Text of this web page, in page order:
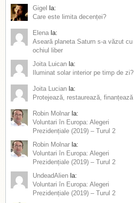
Gigel
la:
Care este limita decenței?
Elena la:
Aseară planeta Saturn s-a văzut cu
ochiul liber
Joita Luican la:
Iluminat solar interior pe timp de zi?
Joita Lucian la:
Protejează, restaurează, finanțează
Robin Molnar la:
Voluntari în Europa: Alegeri
Prezidențiale (2019) – Turul 2
Robin Molnar la:
Voluntari în Europa: Alegeri
Prezidențiale (2019) – Turul 2
UndeadAlien la:
Voluntari în Europa: Alegeri
Prezidențiale (2019) – Turul 2